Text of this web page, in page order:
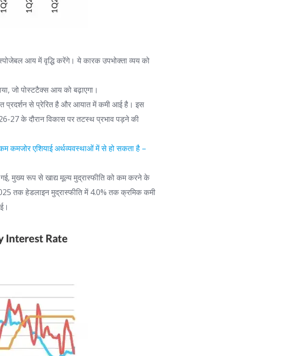
आय में वृद्धि करेंगे। ये कारक उपभोक्ता व्यय को
जो पोस्टटैक्स आय को बढ़ाएगा।
प्रदर्शन से प्रेरित है और आयात में कमी आई है। इस
27 के दौरान विकास पर तटस्थ प्रभाव पड़ने की
कमजोर एशियाई अर्थव्यवस्थाओं में से हो सकता है –
मुख्य रूप से खाद्य मूल्य मुद्रास्फीति को कम करने के
तक हेडलाइन मुद्रास्फीति में 4.0% तक क्रमिक कमी